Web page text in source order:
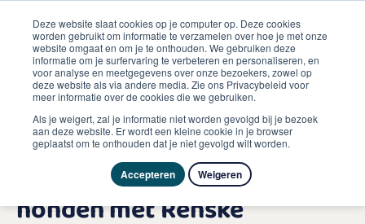
Deze website slaat cookies op je computer op. Deze cookies
worden gebruikt om informatie te verzamelen over hoe je met onze
website omgaat en om je te onthouden. We gebruiken deze
informatie om je surfervaring te verbeteren en personaliseren, en
voor analyse en meetgegevens over onze bezoekers, zowel op
deze website als via andere media. Zie ons Privacybeleid voor
meer informatie over de cookies die we gebruiken.
Als je weigert, zal je informatie niet worden gevolgd bij je bezoek
aan deze website. Er wordt een kleine cookie in je browser
geplaatst om te onthouden dat je niet gevolgd wilt worden.
Accepteren Weigeren
Hond
Hondenijs maken 5 verkoelende recepten voor honden
Hondenijs maken? 5
verkoelende recepten voor
honden met Renske